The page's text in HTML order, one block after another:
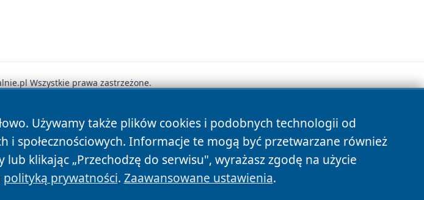
Używamy także plików cookies i podobnych technologii od
społecznościowych. Informacje te mogą być przetwarzane również
klikając „Przechodzę do serwisu", wyrażasz zgodę na użycie
polityką prywatności. Zaawansowane ustawienia.
Wszystkie prawa zastrzeżone.
Prywatności Polityka Cookies